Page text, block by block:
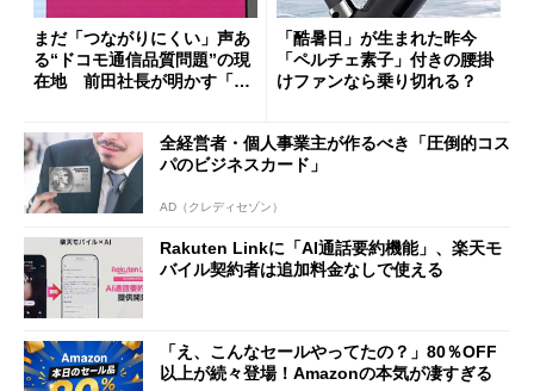
まだ「つながりにくい」声あ
る“ドコモ通信品質問題”の現
在地 前田社長が明かす「道
「酷暑日」が生まれた昨今
「ペルチェ素子」付きの腰掛
けファンなら乗り切れる？
全経営者・個人事業主が作るべき「圧倒的コス
パのビジネスカード」
AD（クレディセゾン）
Rakuten Linkに「AI通話要約機能」、楽天モ
バイル契約者は追加料金なしで使える
「え、こんなセールやってたの？」80％OFF
以上が続々登場！Amazonの本気が凄すぎる